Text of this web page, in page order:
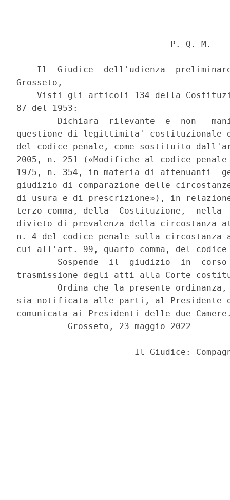
                              P. Q. M.
Il  Giudice  dell'udienza
Grosseto,
Visti gli articoli 134 della
87 del 1953:
Dichiara  rilevante  e  non
questione di legittimita' costituzionale
del codice penale, come sostituito
2005, n. 251 («Modifiche al codice
1975, n. 354, in materia di attenuanti
giudizio di comparazione delle
di usura e di prescrizione»), in
terzo comma, della  Costituzione,
divieto di prevalenza della circostanza
n. 4 del codice penale sulla circostanza
cui all'art. 99, quarto comma, del
Sospende  il  giudizio  in
trasmissione degli atti alla Corte
Ordina che la presente
sia notificata alle parti, al Presidente
comunicata ai Presidenti delle due
          Grosseto, 23 maggio 2022
Il Giudice: